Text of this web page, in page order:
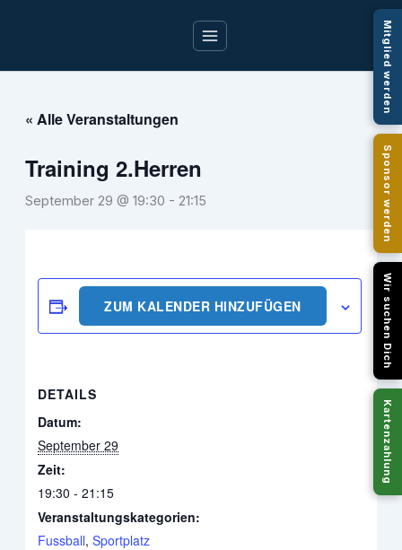
« Alle Veranstaltungen
Training 2.Herren
September 29 @ 19:30 - 21:15
ZUM KALENDER HINZUFÜGEN
DETAILS
Datum:
September 29
Zeit:
19:30 - 21:15
Veranstaltungskategorien:
Fussball,Sportplatz
Mitglied werden
Sponsor werden
Wir suchen Dich
Kartenzahlung